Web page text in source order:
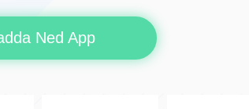
Ned App